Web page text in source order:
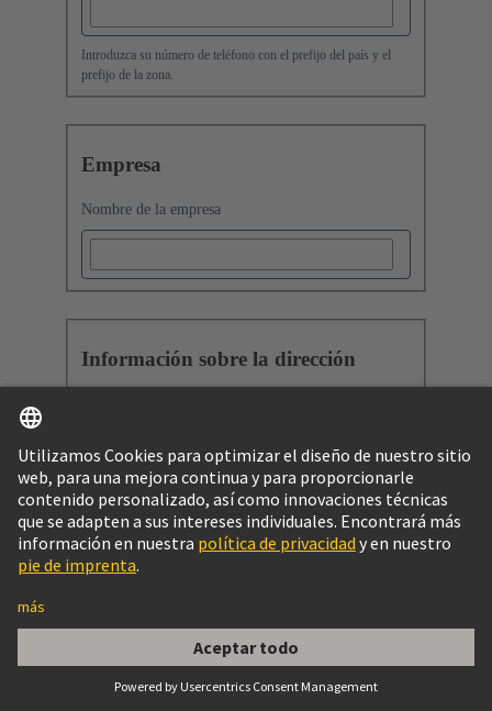
Introduzca su número de teléfono con el prefijo del país y el
prefijo de la zona.
Empresa
Nombre de la empresa
Información sobre la dirección
Acepto la Política de privacidad
y las
Condiciones generales de uso
HARTING Technology Group se pondrá en